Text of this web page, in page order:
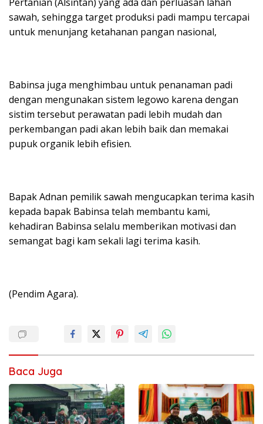
sawah, sehingga target produksi padi mampu tercapai
untuk menunjang ketahanan pangan nasional,
Babinsa juga menghimbau untuk penanaman padi
dengan mengunakan sistem legowo karena dengan
sistim tersebut perawatan padi lebih mudah dan
perkembangan padi akan lebih baik dan memakai
pupuk organik lebih efisien.
Bapak Adnan pemilik sawah mengucapkan terima kasih
kepada bapak Babinsa telah membantu kami,
kehadiran Babinsa selalu memberikan motivasi dan
semangat bagi kam sekali lagi terima kasih.
(Pendim Agara).
Baca Juga